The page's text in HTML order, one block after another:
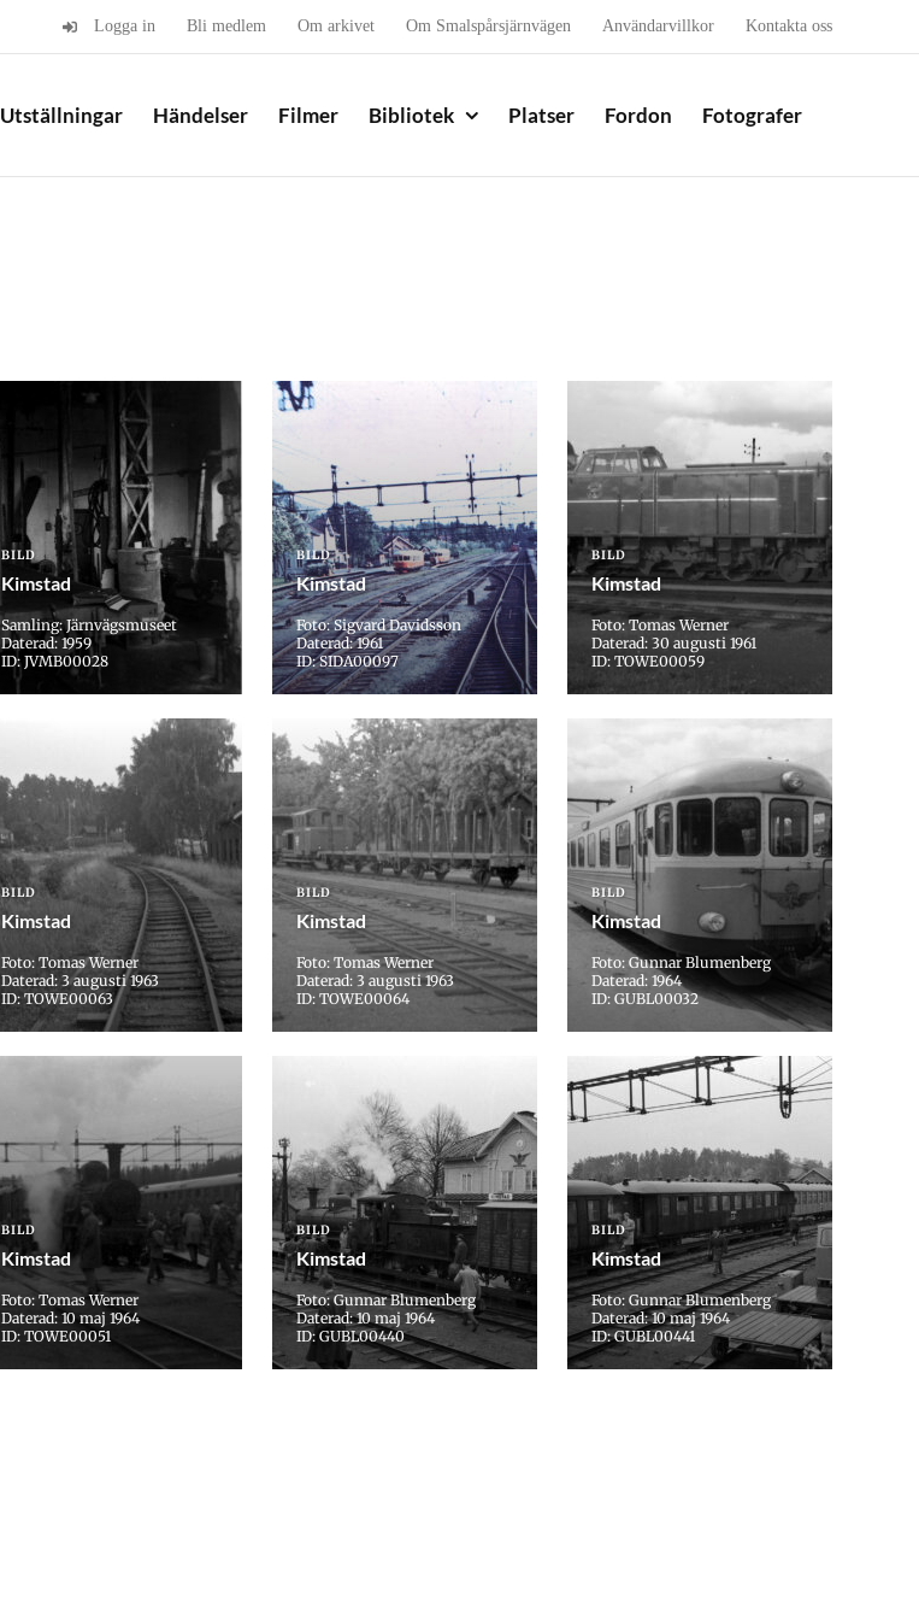
Logga in Bli medlem Om arkivet Om Smalspårsjärnvägen Användarvillkor Kontakta oss
Utställningar Händelser Filmer Bibliotek Platser Fordon Fotografer
BILD
Kimstad
Samling: Järnvägsmuseet
Daterad: 1959
ID: JVMB00028
BILD
Kimstad
Foto: Sigvard Davidsson
Daterad: 1961
ID: SIDA00097
BILD
Kimstad
Foto: Tomas Werner
Daterad: 30 augusti 1961
ID: TOWE00059
BILD
Kimstad
Foto: Tomas Werner
Daterad: 3 augusti 1963
ID: TOWE00063
BILD
Kimstad
Foto: Tomas Werner
Daterad: 3 augusti 1963
ID: TOWE00064
BILD
Kimstad
Foto: Gunnar Blumenberg
Daterad: 1964
ID: GUBL00032
BILD
Kimstad
Foto: Tomas Werner
Daterad: 10 maj 1964
ID: TOWE00051
BILD
Kimstad
Foto: Gunnar Blumenberg
Daterad: 10 maj 1964
ID: GUBL00440
BILD
Kimstad
Foto: Gunnar Blumenberg
Daterad: 10 maj 1964
ID: GUBL00441